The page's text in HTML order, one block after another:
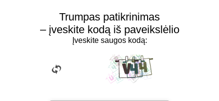
Trumpas patikrinimas
– įveskite kodą iš paveikslėlio
Įveskite saugos kodą: